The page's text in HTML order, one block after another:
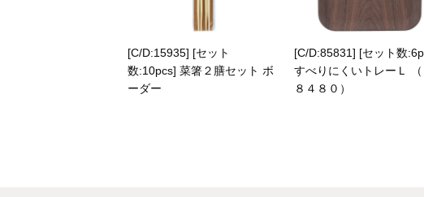
[C/D:15935] [セット
数:10pcs] 菜箸２膳セット ボ
ーダー
[C/D:85831] [セット数
すべりにくいトレーＬ （
８４８０）